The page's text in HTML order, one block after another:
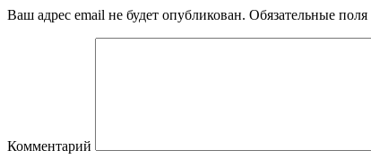
Ваш адрес email не будет опубликован. Обязательные
Комментарий